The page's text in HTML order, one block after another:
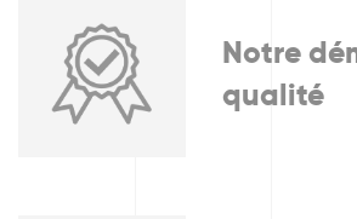
Notre
qualité